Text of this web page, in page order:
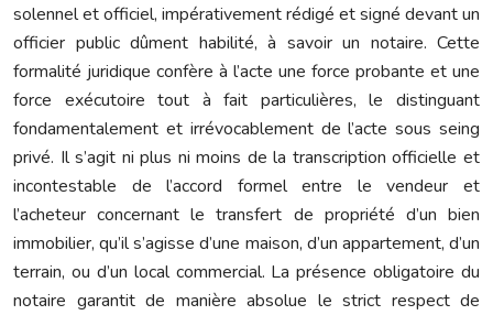
solennel et officiel, impérativement rédigé et signé devant un
officier public dûment habilité, à savoir un notaire. Cette
formalité juridique confère à l’acte une force probante et une
force exécutoire tout à fait particulières, le distinguant
fondamentalement et irrévocablement de l’acte sous seing
privé. Il s’agit ni plus ni moins de la transcription officielle et
incontestable de l’accord formel entre le vendeur et
l’acheteur concernant le transfert de propriété d’un bien
immobilier, qu’il s’agisse d’une maison, d’un appartement, d’un
terrain, ou d’un local commercial. La présence obligatoire du
notaire garantit de manière absolue le strict respect de